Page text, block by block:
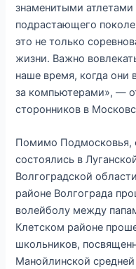
знаменитыми
подрастающего
это не только
жизни. Важно
наше время, когда они
за компьютерами», —
сторонников в
Помимо Подмосковья,
состоялись в
Волгоградской
районе Волгограда
волейболу между
Клетском районе
школьников,
Манойлинской